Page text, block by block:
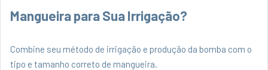
Mangueira para Sua Irrigação?
Combine seu método de irrigação e produção da bomba com o
tipo e tamanho correto de mangueira.